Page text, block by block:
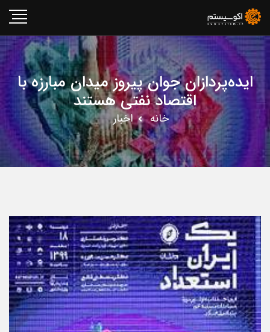
ایده‌پردازان جوان پیروز میدان مبارزه با
اقتصاد نفتی هستند
خانه اخبار